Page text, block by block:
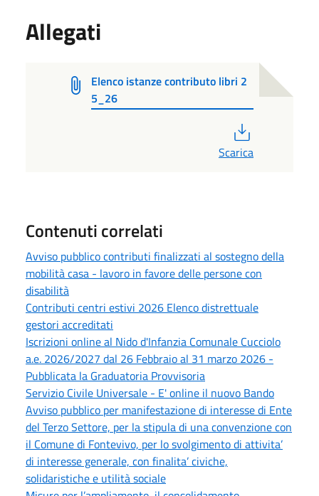
Allegati
Elenco istanze contributo libri 2
5_26
Scarica
Contenuti correlati
Avviso pubblico contributi finalizzati al sostegno della
mobilità casa - lavoro in favore delle persone con
disabilità
Contributi centri estivi 2026 Elenco distrettuale
gestori accreditati
Iscrizioni online al Nido d'Infanzia Comunale Cucciolo
a.e. 2026/2027 dal 26 Febbraio al 31 marzo 2026 -
Pubblicata la Graduatoria Provvisoria
Servizio Civile Universale - E' online il nuovo Bando
Avviso pubblico per manifestazione di interesse di Ente
del Terzo Settore, per la stipula di una convenzione con
il Comune di Fontevivo, per lo svolgimento di attivita’
di interesse generale, con finalita’ civiche,
solidaristiche e utilità sociale